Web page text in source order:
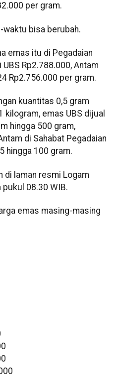
per gram.
bisa berubah.
emas itu di Pegadaian
Rp2.788.000, Antam
Rp2.756.000 per gram.
kuantitas 0,5 gram
kilogram, emas UBS dijual
hingga 500 gram,
di Sahabat Pegadaian
hingga 100 gram.
di laman resmi Logam
08.30 WIB.
emas masing-masing